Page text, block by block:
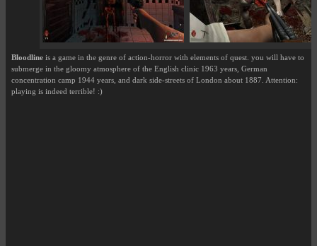
Bloodline is a game in the genre of action-horror with elements of quest. you will have to
submerge in the gloomy atmosphere of the English clinic 1963 years, German
concentration camp 1944 years, and dark side-streets of London about 1887. Attention:
playing is indeed terrible! :)